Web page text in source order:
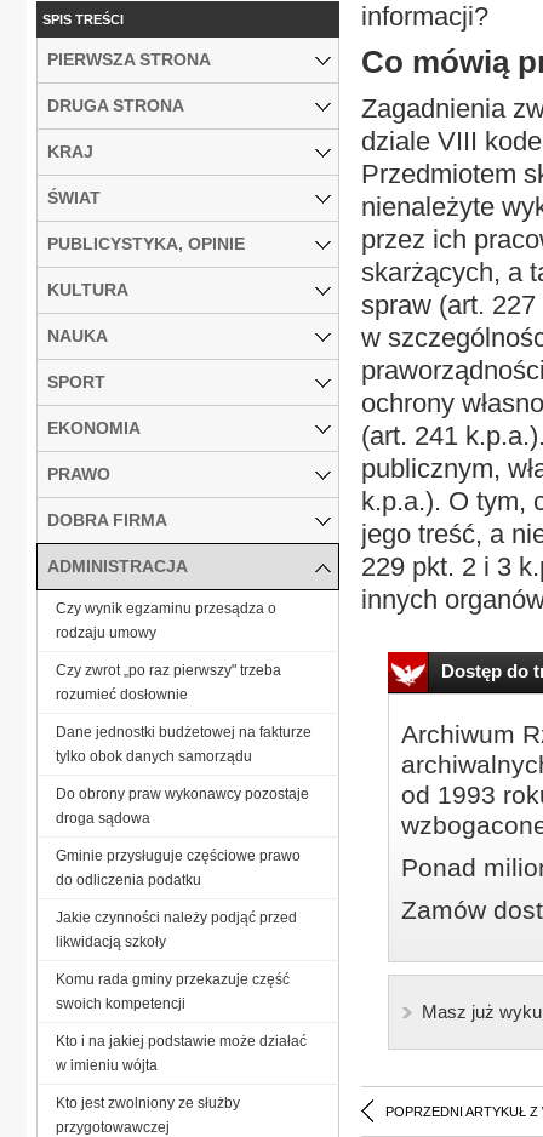
informacji?
Co mówią
Zagadnienia
dziale VIII
Przedmiotem
nienależyte
przez ich
skarżących, a
spraw (art.
w
ochrony
(art. 241
publicznym,
k.p.a.). O tym,
jego treść, a
229 pkt. 2 i 3
innych
Dostęp do
Archiwum
od 1993
Ponad
Zamów
Masz już
POPRZEDNI ARTYKUŁ Z
SPIS TREŚCI
PIERWSZA STRONA
DRUGA STRONA
KRAJ
ŚWIAT
PUBLICYSTYKA, OPINIE
KULTURA
NAUKA
SPORT
EKONOMIA
PRAWO
DOBRA FIRMA
ADMINISTRACJA
Czy wynik egzaminu przesądza o
rodzaju umowy
Czy zwrot „po raz pierwszy" trzeba
rozumieć dosłownie
Dane jednostki budżetowej na fakturze
tylko obok danych samorządu
Do obrony praw wykonawcy pozostaje
droga sądowa
Gminie przysługuje częściowe prawo
do odliczenia podatku
Jakie czynności należy podjąć przed
likwidacją szkoły
Komu rada gminy przekazuje część
swoich kompetencji
Kto i na jakiej podstawie może działać
w imieniu wójta
Kto jest zwolniony ze służby
przygotowawczej